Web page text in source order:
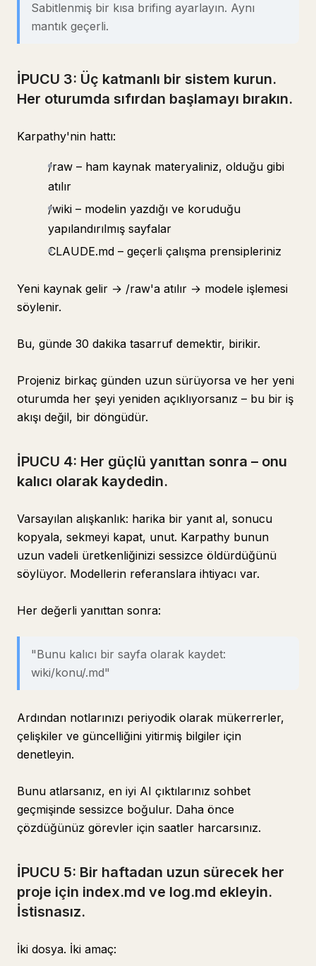
Sabitlenmiş bir kısa brifing ayarlayın. Aynı
mantık geçerli.
İPUCU 3: Üç katmanlı bir sistem kurun.
Her oturumda sıfırdan başlamayı bırakın.
Karpathy'nin hattı:
/raw – ham kaynak materyaliniz, olduğu gibi
atılır
/wiki – modelin yazdığı ve koruduğu
yapılandırılmış sayfalar
CLAUDE.md – geçerli çalışma prensipleriniz
Yeni kaynak gelir → /raw'a atılır → modele işlemesi
söylenir.
Bu, günde 30 dakika tasarruf demektir, birikir.
Projeniz birkaç günden uzun sürüyorsa ve her yeni
oturumda her şeyi yeniden açıklıyorsanız – bu bir iş
akışı değil, bir döngüdür.
İPUCU 4: Her güçlü yanıttan sonra – onu
kalıcı olarak kaydedin.
Varsayılan alışkanlık: harika bir yanıt al, sonucu
kopyala, sekmeyi kapat, unut. Karpathy bunun
uzun vadeli üretkenliğinizi sessizce öldürdüğünü
söylüyor. Modellerin referanslara ihtiyacı var.
Her değerli yanıttan sonra:
"Bunu kalıcı bir sayfa olarak kaydet:
wiki/konu/.md"
Ardından notlarınızı periyodik olarak mükerrerler,
çelişkiler ve güncelliğini yitirmiş bilgiler için
denetleyin.
Bunu atlarsanız, en iyi AI çıktılarınız sohbet
geçmişinde sessizce boğulur. Daha önce
çözdüğünüz görevler için saatler harcarsınız.
İPUCU 5: Bir haftadan uzun sürecek her
proje için index.md ve log.md ekleyin.
İstisnasız.
İki dosya. İki amaç: